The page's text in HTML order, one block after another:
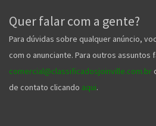
Quer falar com a gente?
Para dúvidas sobre qualquer anúncio,
com o anunciante. Para outros assuntos
comercial@classificadosjoinville.com.br
de contato clicando aqui.